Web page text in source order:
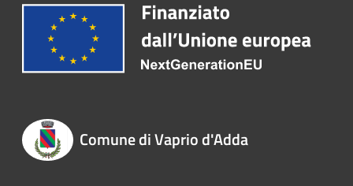
Comune di Vaprio d'Adda